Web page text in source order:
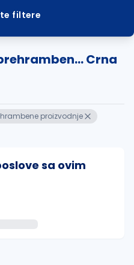
filtere
Crna
proizvodnje
sa ovim